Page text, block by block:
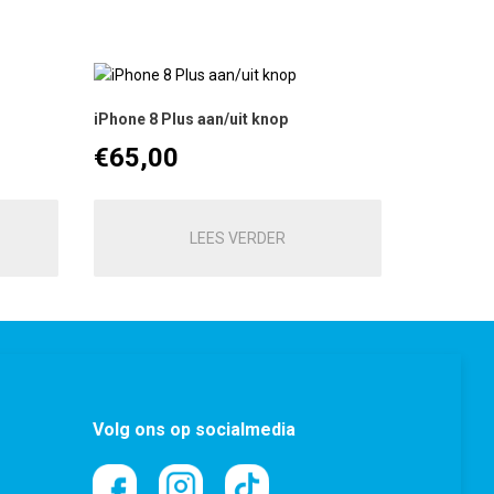
iPhone 8 Plus aan/uit knop
€65,00
LEES VERDER
Volg ons op socialmedia